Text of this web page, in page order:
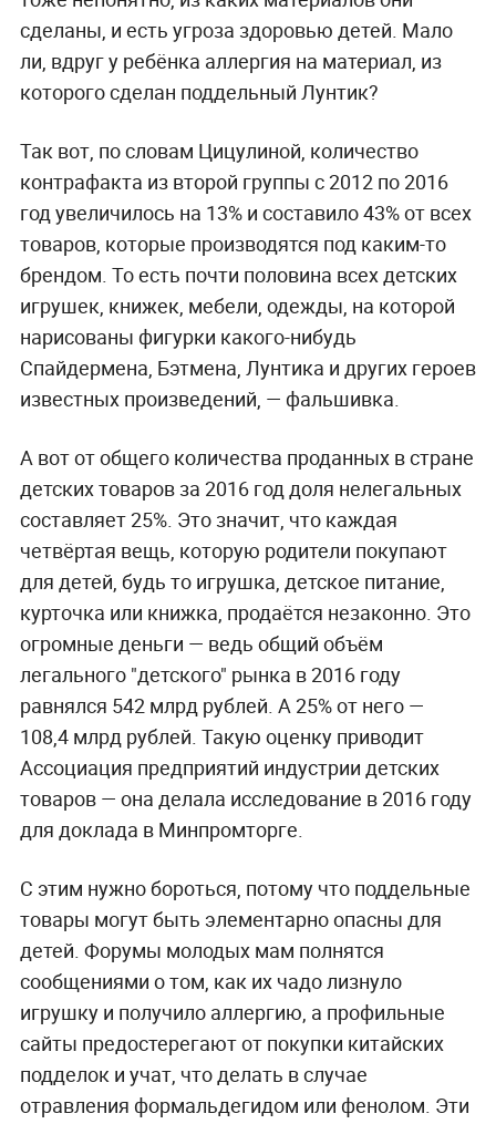
сделаны, и есть угроза здоровью детей. Мало
ли, вдруг у ребёнка аллергия на материал, из
которого сделан поддельный Лунтик?
Так вот, по словам Цицулиной, количество
контрафакта из второй группы с 2012 по 2016
год увеличилось на 13% и составило 43% от всех
товаров, которые производятся под каким-то
брендом. То есть почти половина всех детских
игрушек, книжек, мебели, одежды, на которой
нарисованы фигурки какого-нибудь
Спайдермена, Бэтмена, Лунтика и других героев
известных произведений, — фальшивка.
А вот от общего количества проданных в стране
детских товаров за 2016 год доля нелегальных
составляет 25%. Это значит, что каждая
четвёртая вещь, которую родители покупают
для детей, будь то игрушка, детское питание,
курточка или книжка, продаётся незаконно. Это
огромные деньги — ведь общий объём
легального "детского" рынка в 2016 году
равнялся 542 млрд рублей. А 25% от него —
108,4 млрд рублей. Такую оценку приводит
Ассоциация предприятий индустрии детских
товаров — она делала исследование в 2016 году
для доклада в Минпромторге.
С этим нужно бороться, потому что поддельные
товары могут быть элементарно опасны для
детей. Форумы молодых мам полнятся
сообщениями о том, как их чадо лизнуло
игрушку и получило аллергию, а профильные
сайты предостерегают от покупки китайских
подделок и учат, что делать в случае
отравления формальдегидом или фенолом. Эти